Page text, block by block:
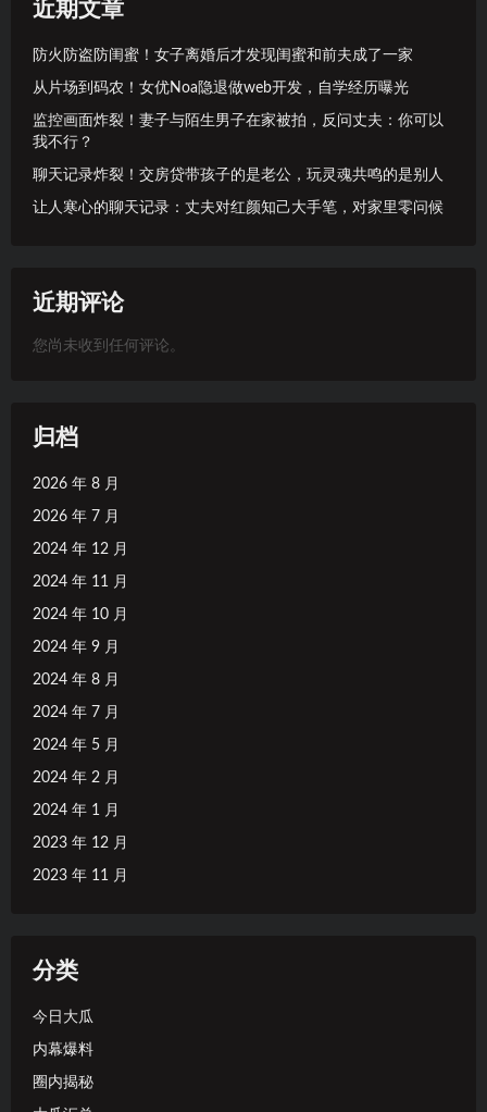
近期文章
防火防盗防闺蜜！女子离婚后才发现闺蜜和前夫成了一家
从片场到码农！女优Noa隐退做web开发，自学经历曝光
监控画面炸裂！妻子与陌生男子在家被拍，反问丈夫：你可以
我不行？
聊天记录炸裂！交房贷带孩子的是老公，玩灵魂共鸣的是别人
让人寒心的聊天记录：丈夫对红颜知己大手笔，对家里零问候
近期评论
您尚未收到任何评论。
归档
2026 年 8 月
2026 年 7 月
2024 年 12 月
2024 年 11 月
2024 年 10 月
2024 年 9 月
2024 年 8 月
2024 年 7 月
2024 年 5 月
2024 年 2 月
2024 年 1 月
2023 年 12 月
2023 年 11 月
分类
今日大瓜
内幕爆料
圈内揭秘